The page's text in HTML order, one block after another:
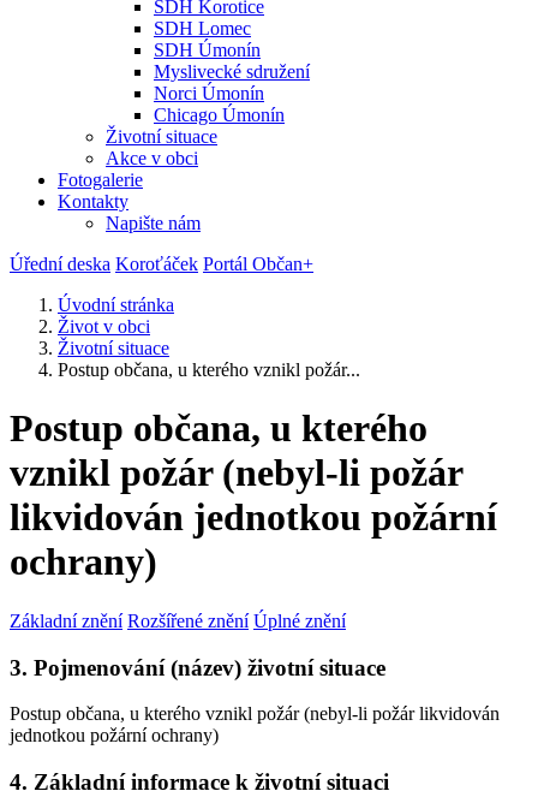
SDH Korotice
SDH Lomec
SDH Úmonín
Myslivecké sdružení
Norci Úmonín
Chicago Úmonín
Životní situace
Akce v obci
Fotogalerie
Kontakty
Napište nám
Úřední deska Koroťáček Portál Občan+
Úvodní stránka
Život v obci
Životní situace
Postup občana, u kterého vznikl požár...
Postup občana, u kterého
vznikl požár (nebyl-li požár
likvidován jednotkou požární
ochrany)
Základní znění Rozšířené znění Úplné znění
3. Pojmenování (název) životní situace
Postup občana, u kterého vznikl požár (nebyl-li požár likvidován
jednotkou požární ochrany)
4. Základní informace k životní situaci